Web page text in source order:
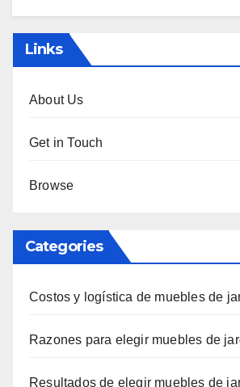
Links
About Us
Get in Touch
Browse
Categories
Costos y logística de muebles de
Razones para elegir muebles de
Resultados de elegir muebles de